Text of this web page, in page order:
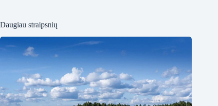
Daugiau straipsnių